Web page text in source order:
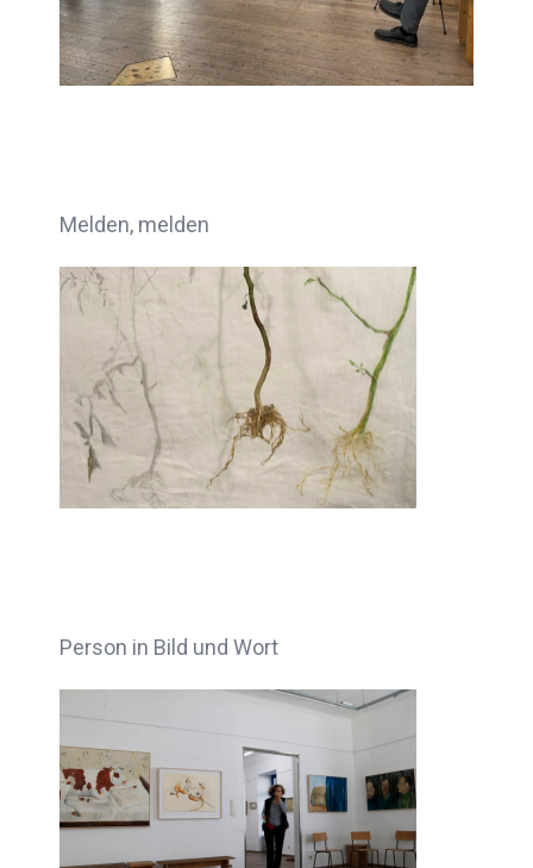
Melden, melden
Person in Bild und Wort